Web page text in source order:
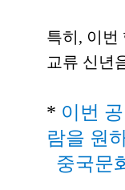
특히 , 이번
교류 신년
​* 이번
람을 원
중국문